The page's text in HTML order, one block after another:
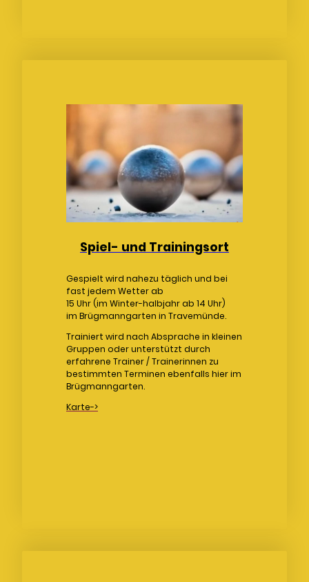
Spiel- und Trainingsort
Gespielt wird nahezu täglich und bei
fast jedem Wetter ab
15 Uhr (im Winter-halbjahr ab 14 Uhr)
im Brügmanngarten in Travemünde.
Trainiert wird nach Absprache in kleinen
Gruppen oder unterstützt durch
erfahrene Trainer / Trainerinnen zu
bestimmten Terminen ebenfalls hier im
Brügmanngarten.
Karte->